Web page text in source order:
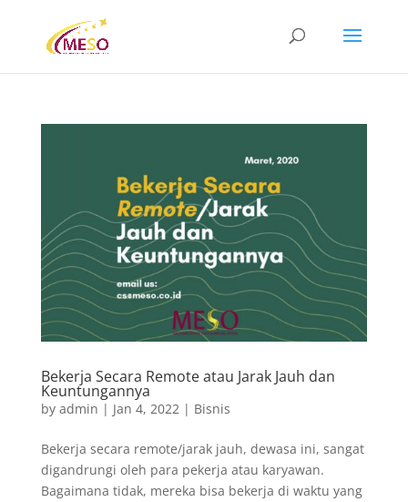
Bekerja Secara Remote atau Jarak Jauh dan
Keuntungannya
by admin | Jan 4, 2022| Bisnis
Bekerja secara remote/jarak jauh, dewasa ini, sangat
digandrungi oleh para pekerja atau karyawan.
Bagaimana tidak, mereka bisa bekerja di waktu yang